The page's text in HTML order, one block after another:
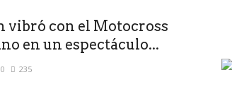
vibró con el Motocross
en un espectáculo...
0 235